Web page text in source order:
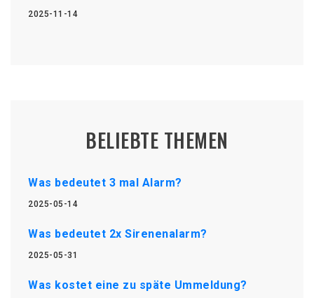
2025-11-14
BELIEBTE THEMEN
Was bedeutet 3 mal Alarm?
2025-05-14
Was bedeutet 2x Sirenenalarm?
2025-05-31
Was kostet eine zu späte Ummeldung?